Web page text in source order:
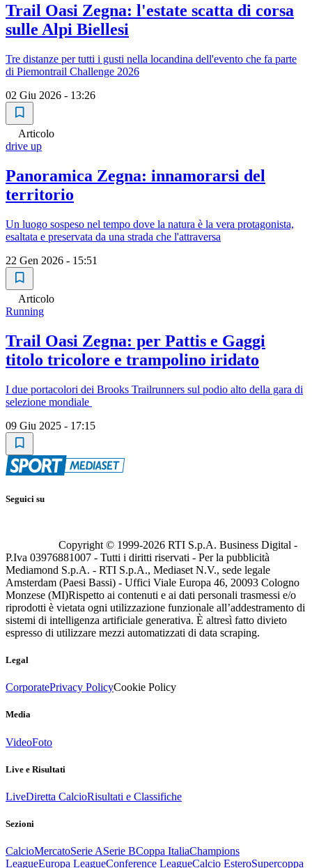
Trail Oasi Zegna: l'estate scatta di corsa
sulle Alpi Biellesi
Tre distanze per tutti i gusti nella locandina dell'evento che fa parte
di Piemontrail Challenge 2026
02 Giu 2026 - 13:26
Articolo
drive up
Panoramica Zegna: innamorarsi del
territorio
Un luogo sospeso nel tempo dove la natura è la vera protagonista,
esaltata e preservata da una strada che l'attraversa
22 Gen 2026 - 15:51
Articolo
Running
Trail Oasi Zegna: per Pattis e Gaggi
titolo tricolore e trampolino iridato
I due portacolori dei Brooks Trailrunners sul podio alto della gara di
selezione mondiale
09 Giu 2025 - 17:15
Seguici su
Copyright © 1999-2026 RTI S.p.A. Business Digital -
P.Iva 03976881007 - Tutti i diritti riservati - Per la pubblicità
Mediamond S.p.A. - RTI S.p.A., Mediaset N.V., sede legale
Amsterdam (Paesi Bassi) - Uffici Viale Europa 46, 20093 Cologno
Monzese (MI)Rispetto ai contenuti e ai dati personali trasmessi e/o
riprodotti è vietata ogni utilizzazione funzionale all’addestramento di
sistemi di intelligenza artificiale generativa. È altresì fatto divieto
espresso di utilizzare mezzi automatizzati di data scraping.
Legal
CorporatePrivacy PolicyCookie Policy
Media
VideoFoto
Live e Risultati
LiveDiretta CalcioRisultati e Classifiche
Sezioni
CalcioMercatoSerie ASerie BCoppa ItaliaChampions
LeagueEuropa LeagueConference LeagueCalcio EsteroSupercoppa